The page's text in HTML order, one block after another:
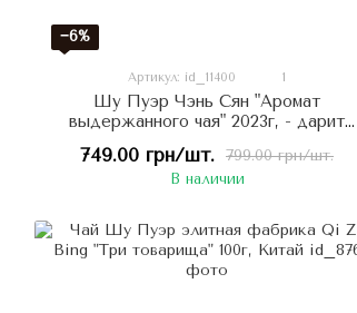
−6%
Артикул: id_11400 1
Шу Пуэр Чэнь Сян "Аромат
выдержанного чая" 2023г, - дарит
Китай799.00 грн/шт.
749.00 грн/шт.
В наличии